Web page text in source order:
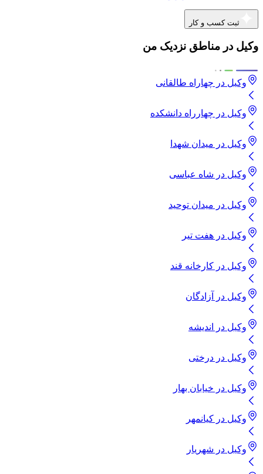
ثبت کسب و کار
وکیل در مناطق نزدیک من
وکیل در چهاراه طالقانی
وکیل در چهارراه دانشکده
وکیل در میدان شهدا
وکیل در شاه عباسی
وکیل در میدان توحید
وکیل در هفت تیر
وکیل در کارخانه قند
وکیل در آزادگان
وکیل در اندیشه
وکیل در درختی
وکیل در خیابان بهار
وکیل در کیانمهر
وکیل در شهریار